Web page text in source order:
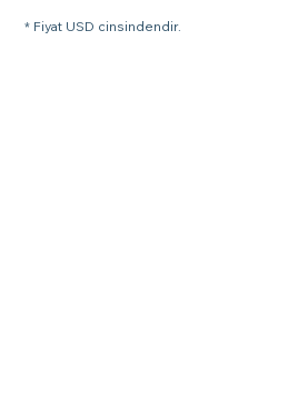
* Fiyat USD cinsindendir.